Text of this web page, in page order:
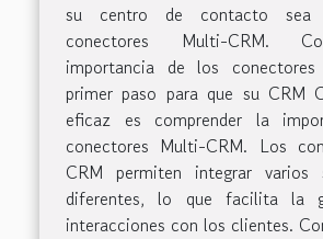
su centro de contacto sea
conectores Multi-CRM.
importancia de los
primer paso para que su CRM
eficaz es comprender la
conectores Multi-CRM. Los
CRM permiten integrar varios
diferentes, lo que facilita la
interacciones con los clientes.